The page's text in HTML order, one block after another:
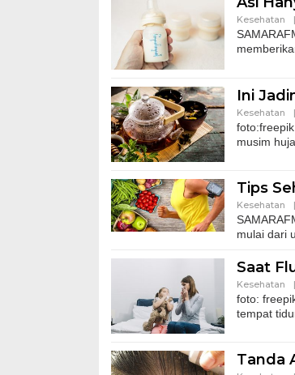
Kesehatan |
Ini
Kesehatan |
musim
Tips
Kesehatan |
mulai dari
Saat
Kesehatan |
​foto:
tempat
Tanda